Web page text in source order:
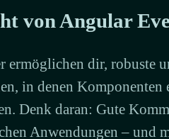
von Angular
ermöglichen dir, robuste
in denen
Denk daran: Gute
Anwendungen – und